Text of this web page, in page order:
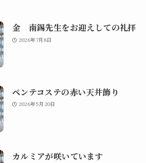
金 南錫先生をお迎えしての礼拝
2026年7月8日
ペンテコステの赤い天井飾り
2026年5月20日
カルミアが咲いています